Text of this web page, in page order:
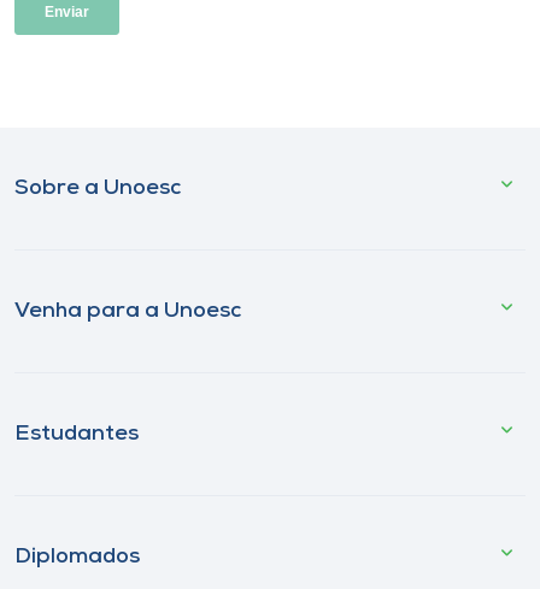
Sobre a Unoesc
Venha para a Unoesc
Estudantes
Diplomados